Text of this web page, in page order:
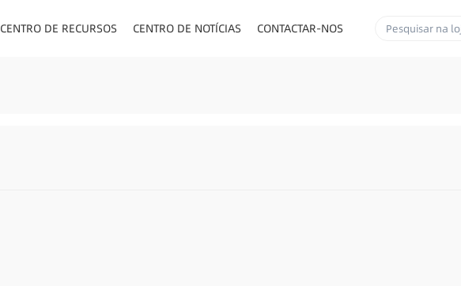
CENTRO DE RECURSOS CENTRO DE NOTÍCIAS CONTACTAR-NOS